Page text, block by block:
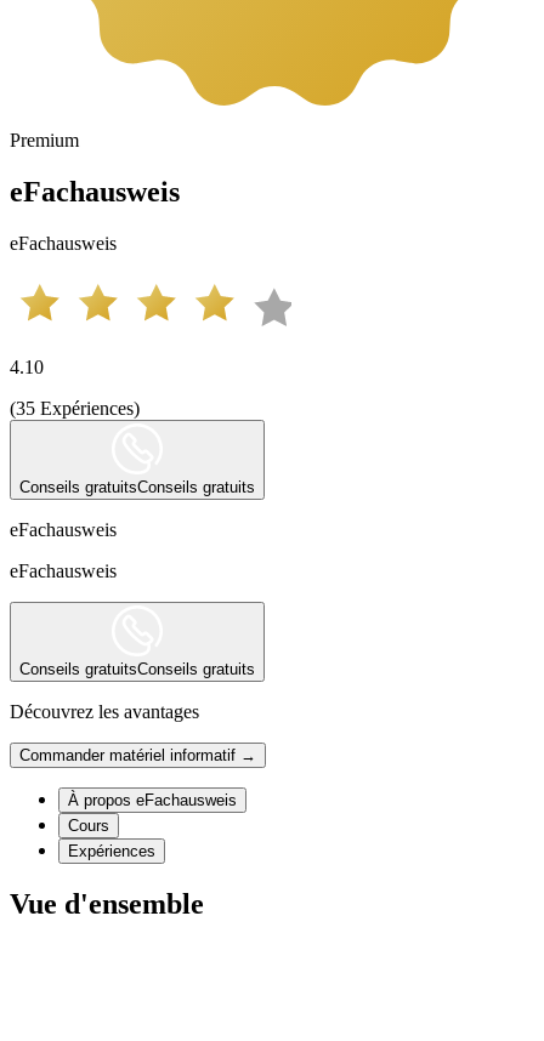
Premium
eFachausweis
eFachausweis
4.10
(35 Expériences)
Conseils gratuitsConseils gratuits
eFachausweis
eFachausweis
Conseils gratuitsConseils gratuits
Découvrez les avantages
Commander matériel informatif →
À propos eFachausweis
Cours
Expériences
Vue d'ensemble